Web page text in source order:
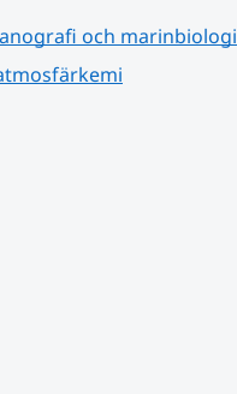
och marinbiologi